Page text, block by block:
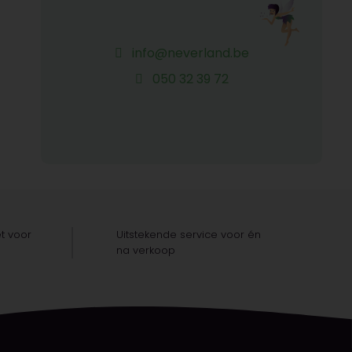
info@neverland.be
050 32 39 72
voor
Uitstekende service voor én
na verkoop